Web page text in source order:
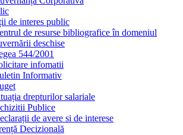
de interes public
de resurse bibliografice în domeniul
deschise
544/2001
infomatii
Informativ
drepturilor salariale
Publice
de avere si de interese
Decizională